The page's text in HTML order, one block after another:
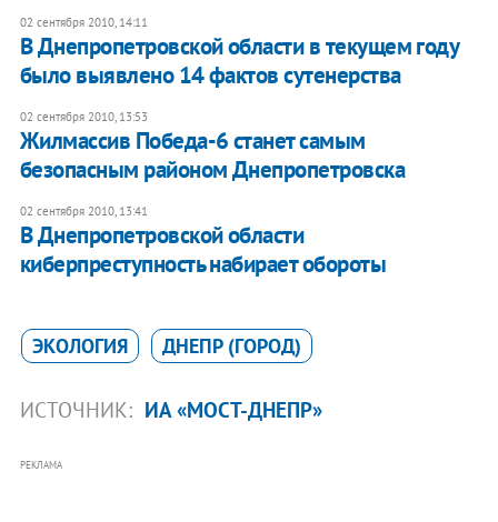
02 сентября 2010, 14:11
В Днепропетровской области в текущем году
было выявлено 14 фактов сутенерства
02 сентября 2010, 13:53
Жилмассив Победа-6 станет самым
безопасным районом Днепропетровска
02 сентября 2010, 13:41
В Днепропетровской области
киберпреступность набирает обороты
ЭКОЛОГИЯ ДНЕПР (ГОРОД)
ИСТОЧНИК: ИА «МОСТ-ДНЕПР»
РЕКЛАМА